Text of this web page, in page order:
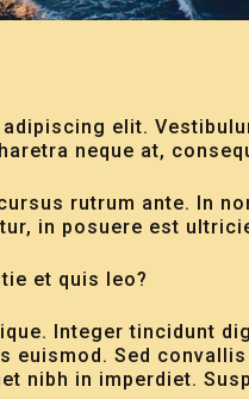
elit.
neque at,
rutrum ante. In
in posuere est
et quis leo?
Integer tincidunt
euismod. Sed
nibh in imperdiet.